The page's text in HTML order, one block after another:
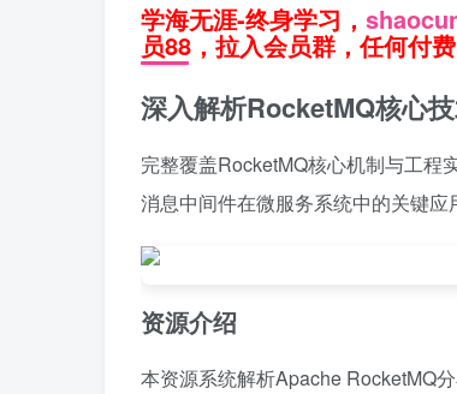
学海无涯-终身学习，
员88，拉入会员群，任何付
深入解析RocketMQ核心
完整覆盖RocketMQ核心机制与工程
消息中间件在微服务系统中的关键应
资源介绍
本资源系统解析Apache RocketMQ